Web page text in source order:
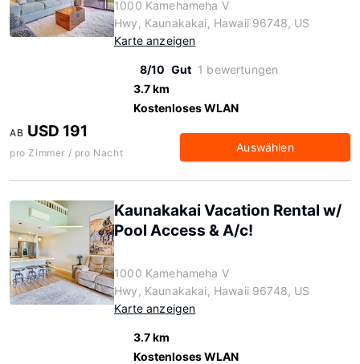
1000 Kamehameha V
Hwy, Kaunakakai, Hawaii 96748, US
Karte anzeigen
8/10 Gut 1 bewertungen
3.7 km
Kostenloses WLAN
AB USD 191
pro Zimmer / pro Nacht Auswählen
Kaunakakai Vacation Rental w/
Pool Access & A/c!
1000 Kamehameha V
Hwy, Kaunakakai, Hawaii 96748, US
Karte anzeigen
3.7 km
Kostenloses WLAN